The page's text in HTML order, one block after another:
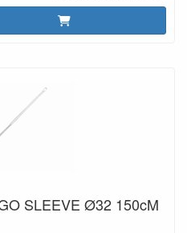
SLEEVE Ø32 150cM